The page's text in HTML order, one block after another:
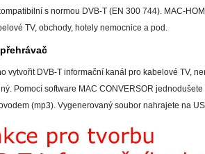
s normou DVB-T (EN 300 744). MAC-
TV, obchody, hotely nemocnice a pod.
vytvořit DVB-T informační kanál pro kabelové TV,
Pomocí software MAC CONVERSOR
(mp3). Vygenerovaný soubor nahrajete na